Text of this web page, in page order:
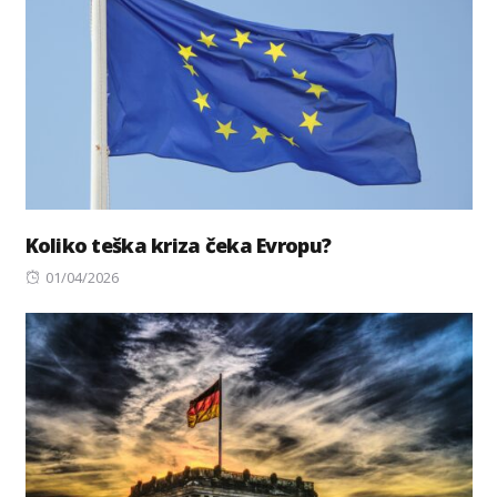
Koliko teška kriza čeka Evropu?
Posted
01/04/2026